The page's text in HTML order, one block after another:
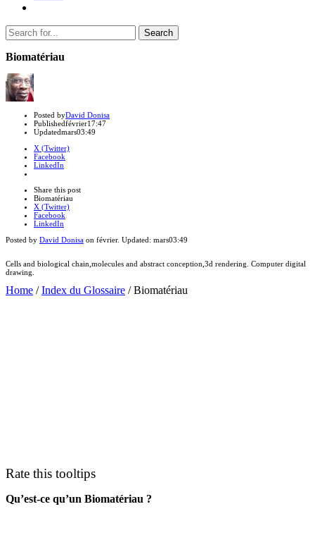
Search
Search
for:
Biomatériau
Author
Posted byDavid Donisa
Publishedfévrier17:47
Updatedmars03:49
X (Twitter)
Facebook
LinkedIn
post
Share this postClose
Biomatériau
X (Twitter)
Facebook
LinkedIn
Posted by David Donisa on février. Updated: mars03:49
Cells and biological chain,molecules and abstract conception,3d rendering. Computer digital
drawing.
Home /Index du Glossaire /Biomatériau
Rate this tooltips
Qu’est-ce qu’un Biomatériau ?